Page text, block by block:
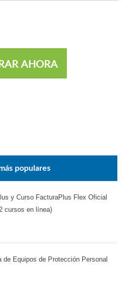
AHORA
populares
y Curso FacturaPlus Flex Oficial
cursos en línea)
de Equipos de Protección Personal